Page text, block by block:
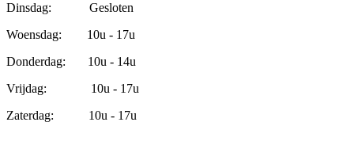
Dinsdag: Gesloten
Woensdag: 10u - 17u
Donderdag: 10u - 14u
Vrijdag: 10u - 17u
Zaterdag: 10u - 17u